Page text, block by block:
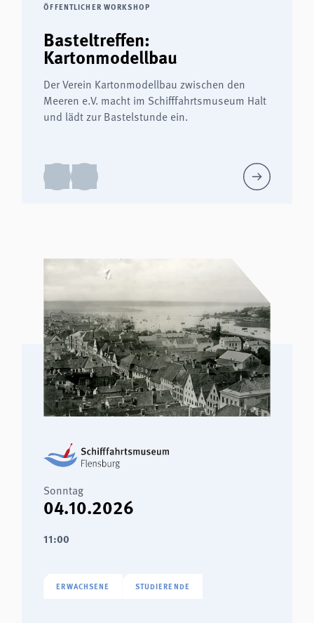
ÖFFENTLICHER WORKSHOP
Basteltreffen:
Kartonmodellbau
Der Verein Kartonmodellbau zwischen den
Meeren e.V. macht im Schifffahrtsmuseum Halt
und lädt zur Bastelstunde ein.
Sonntag
04.10.2026
11:00
ERWACHSENE STUDIERENDE